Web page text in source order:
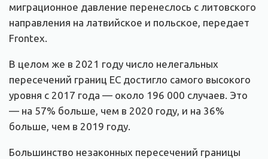
миграционное давление перенеслось с литовского
направления на латвийское и польское, передает
Frontex.
В целом же в 2021 году число нелегальных
пересечений границ ЕС достигло самого высокого
уровня с 2017 года — около 196 000 случаев. Это
— на 57% больше, чем в 2020 году, и на 36%
больше, чем в 2019 году.
Большинство незаконных пересечений границы